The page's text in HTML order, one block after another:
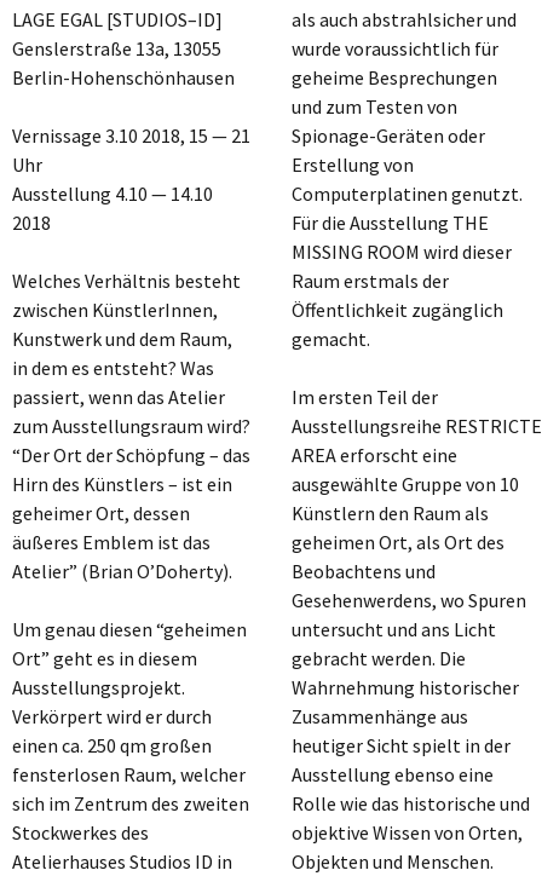
LAGE EGAL [STUDIOS–ID]
Genslerstraße 13a, 13055
Berlin-Hohenschönhausen
Vernissage 3.10 2018, 15 — 21
Uhr
Ausstellung 4.10 — 14.10
2018
Welches Verhältnis besteht
zwischen KünstlerInnen,
Kunstwerk und dem Raum,
in dem es entsteht? Was
passiert, wenn das Atelier
zum Ausstellungsraum wird?
“Der Ort der Schöpfung – das
Hirn des Künstlers – ist ein
geheimer Ort, dessen
äußeres Emblem ist das
Atelier” (Brian O’Doherty).
Um genau diesen “geheimen
Ort” geht es in diesem
Ausstellungsprojekt.
Verkörpert wird er durch
einen ca. 250 qm großen
fensterlosen Raum, welcher
sich im Zentrum des zweiten
Stockwerkes des
Atelierhauses Studios ID in
als auch abstrahlsicher und
wurde voraussichtlich für
geheime Besprechungen
und zum Testen von
Spionage-Geräten oder
Erstellung von
Computerplatinen genutzt.
Für die Ausstellung THE
MISSING ROOM wird dieser
Raum erstmals der
Öffentlichkeit zugänglich
gemacht.
Im ersten Teil der
Ausstellungsreihe
AREA erforscht eine
ausgewählte Gruppe von 10
Künstlern den Raum als
geheimen Ort, als Ort des
Beobachtens und
Gesehenwerdens, wo Spuren
untersucht und ans Licht
gebracht werden. Die
Wahrnehmung historischer
Zusammenhänge aus
heutiger Sicht spielt in der
Ausstellung ebenso eine
Rolle wie das historische und
objektive Wissen von Orten,
Objekten und Menschen.